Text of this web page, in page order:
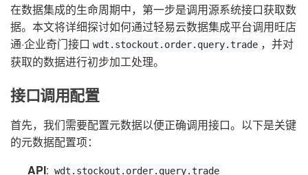
在数据集成的生命周期中，第一步是调用源系统接口获取数
据。本文将详细探讨如何通过轻易云数据集成平台调用旺店
通·企业奇门接口 wdt.stockout.order.query.trade ，并对
获取的数据进行初步加工处理。
接口调用配置
首先，我们需要配置元数据以便正确调用接口。以下是关键
的元数据配置项：
API: wdt.stockout.order.query.trade